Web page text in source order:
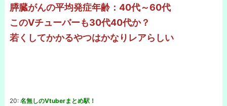
膵臓がんの平均発症年齢：40代～60代
このVチューバーも30代40代か？
若くしてかかるやつはかなりレアらしい
20: 名無しのVtuberまとめ駅！